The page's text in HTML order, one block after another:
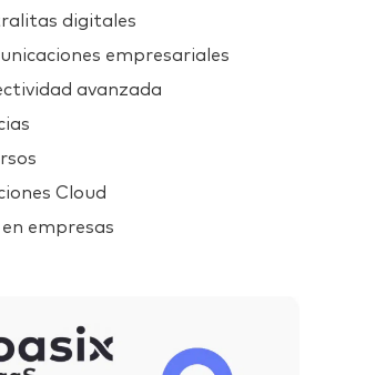
digitales
empresariales
avanzada
Cloud
en empresas